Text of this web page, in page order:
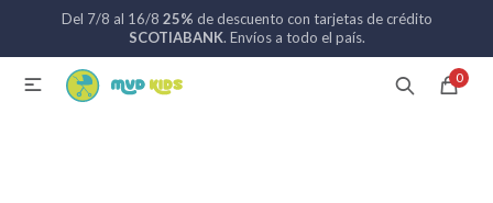
Del 7/8 al 16/8 25% de descuento con tarjetas de crédito
SCOTIABANK. Envíos a todo el país.
0

MI CUENTA
Catálogo Nuevos ingresos